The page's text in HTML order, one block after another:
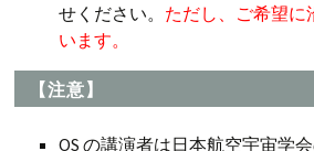
せください。 ただし、ご希望に
います。
【注意】
OS の講演者は日本航空宇宙学